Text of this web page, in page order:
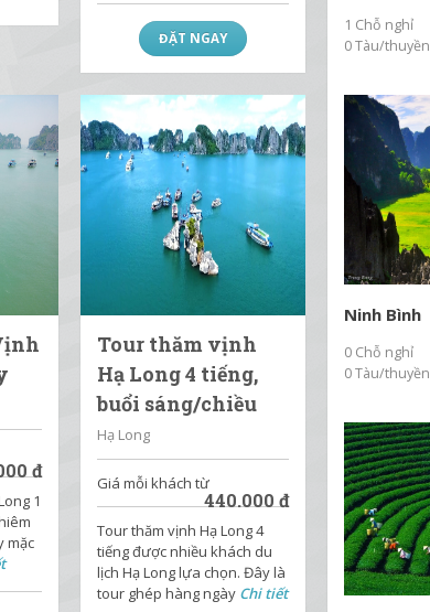
ĐẶT NGAY
đ
1
mặc
Tour thăm vịnh
Hạ Long 4 tiếng,
buổi sáng/chiều
Hạ Long
Giá mỗi khách từ
440.000 đ
Tour thăm vịnh Hạ Long 4
tiếng được nhiều khách du
lịch Hạ Long lựa chọn. Đây là
tour ghép hàng ngày Chi tiết
1 Chỗ nghỉ
0 Tàu/thuyền
Ninh Bình
0 Chỗ nghỉ
0 Tàu/thuyền